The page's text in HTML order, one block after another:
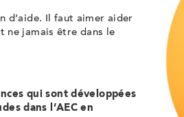
d’aide. Il faut aimer aider
ne jamais être dans le
qui sont développées
dans l’AEC en